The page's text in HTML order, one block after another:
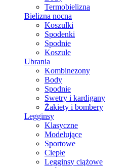
Termobielizna
Bielizna nocna
Koszulki
Spodenki
Spodnie
Koszule
Ubrania
Kombinezony
Body
Spodnie
Swetry i kardigany
Żakiety i bombery
Legginsy
Klasyczne
Modelujące
Sportowe
Ciepłe
Legginsy ciążowe